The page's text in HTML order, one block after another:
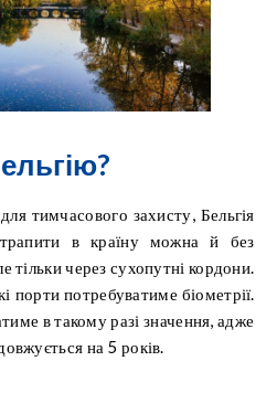
тимчасового захисту, Бельгія
в країну можна й без
тільки через сухопутні кордони.
порти потребуватиме біометрії.
в такому разі значення, адже
на 5 років.